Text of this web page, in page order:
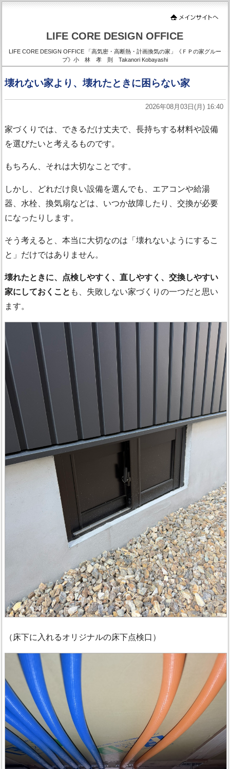
LIFE CORE DESIGN OFFICE
LIFE CORE DESIGN OFFICE 「高気密・高断熱・計画換気の家」《ＦＰの家グルー
プ》小 林 孝 則 Takanori Kobayashi
壊れない家より、壊れたときに困らない家
2026年08月03日(月) 16:40
家づくりでは、できるだけ丈夫で、長持ちする材料や設備
を選びたいと考えるものです。
もちろん、それは大切なことです。
しかし、どれだけ良い設備を選んでも、エアコンや給湯
器、水栓、換気扇などは、いつか故障したり、交換が必要
になったりします。
そう考えると、本当に大切なのは「壊れないようにするこ
と」だけではありません。
壊れたときに、点検しやすく、直しやすく、交換しやすい
家にしておくこと も、失敗しない家づくりの一つだと思い
ます。
（床下に入れるオリジナルの床下点検口）